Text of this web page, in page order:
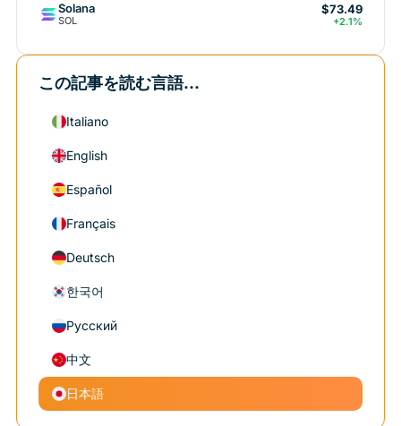
Solana
SOL
$73.49
+2.1%
この記事を読む言語...
Italiano
English
Español
Français
Deutsch
한국어
Русский
中文
日本語